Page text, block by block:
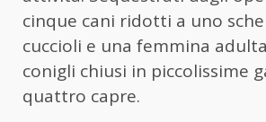
cinque cani ridotti a uno
cuccioli e una femmina
conigli chiusi in piccolissime
quattro capre.